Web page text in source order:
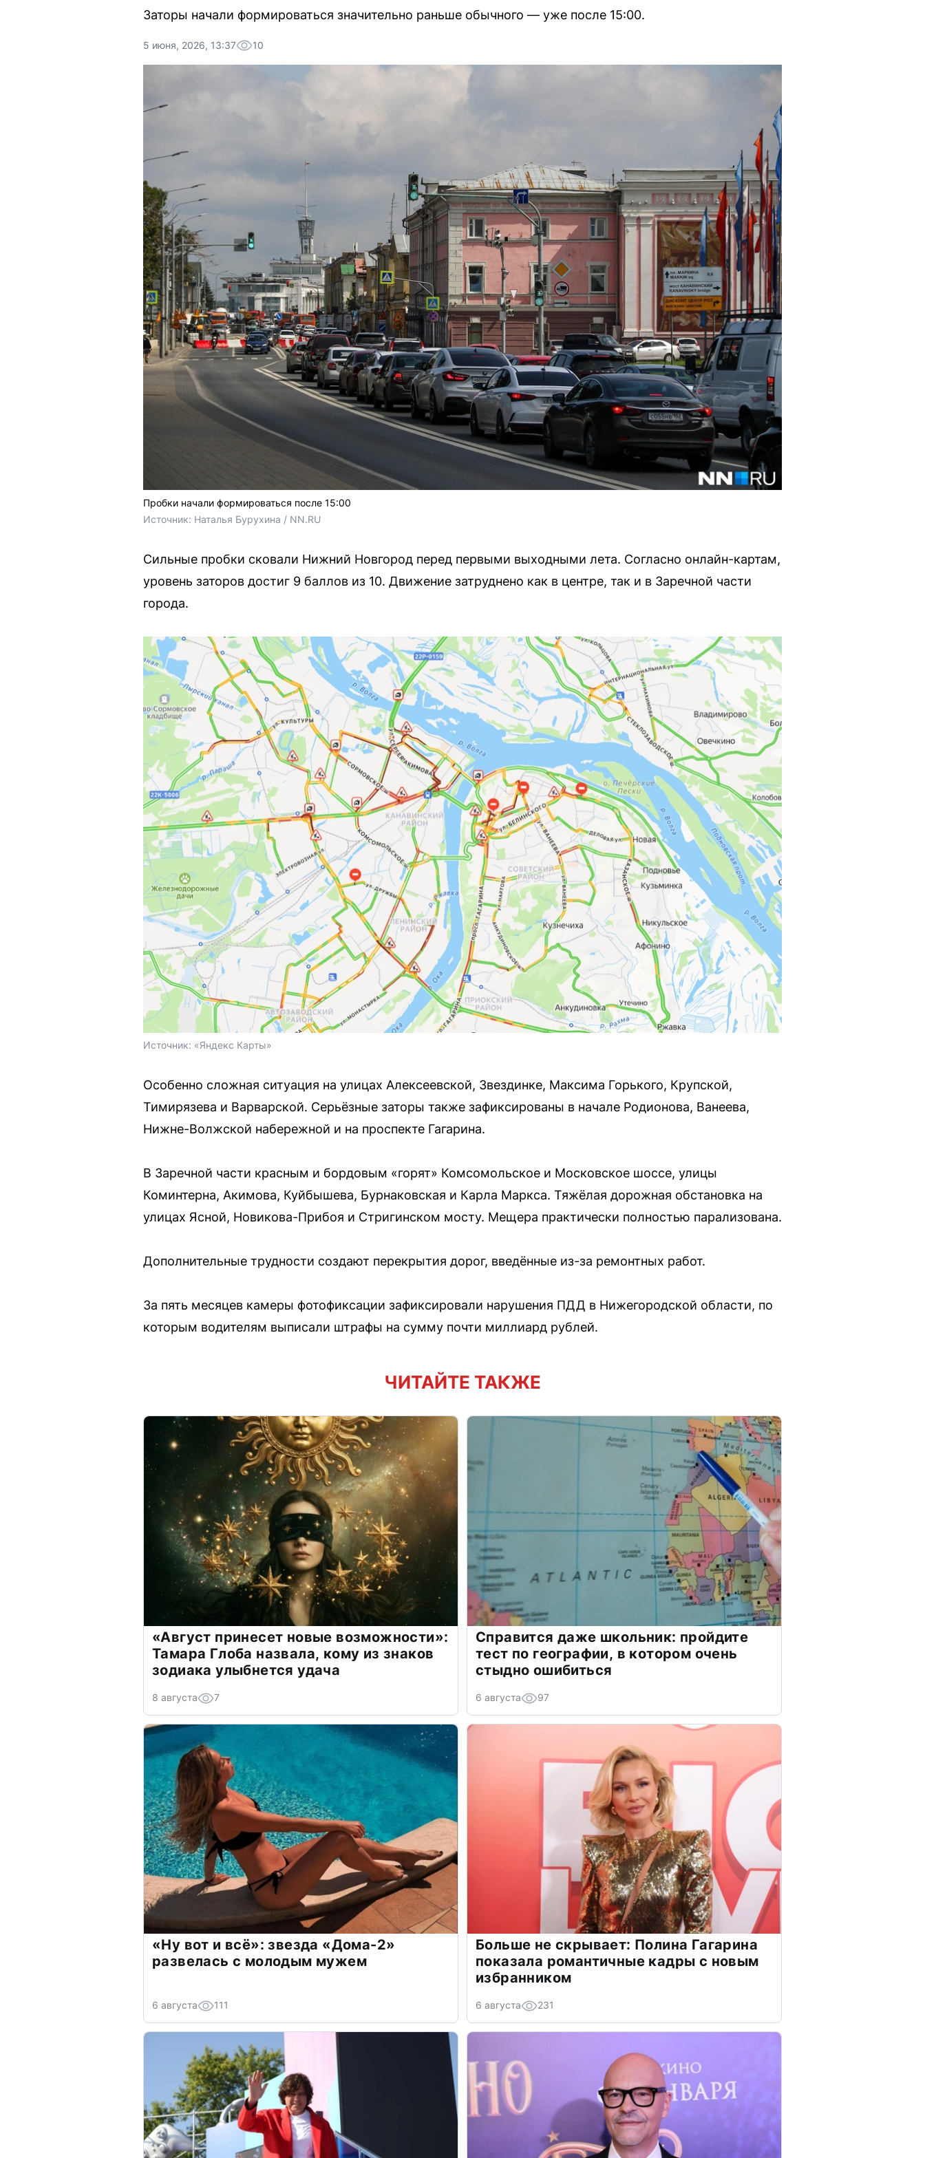
Заторы начали формироваться значительно раньше обычного — уже после 15:00.
5 июня, 2026, 13:37 10
Пробки начали формироваться после 15:00
Источник: Наталья Бурухина / NN.RU
Сильные пробки сковали Нижний Новгород перед первыми выходными лета. Согласно онлайн-картам,
уровень заторов достиг 9 баллов из 10. Движение затруднено как в центре, так и в Заречной части
города.
Источник: «Яндекс Карты»
Особенно сложная ситуация на улицах Алексеевской, Звездинке, Максима Горького, Крупской,
Тимирязева и Варварской. Серьёзные заторы также зафиксированы в начале Родионова, Ванеева,
Нижне-Волжской набережной и на проспекте Гагарина.
В Заречной части красным и бордовым «горят» Комсомольское и Московское шоссе, улицы
Коминтерна, Акимова, Куйбышева, Бурнаковская и Карла Маркса. Тяжёлая дорожная обстановка на
улицах Ясной, Новикова-Прибоя и Стригинском мосту. Мещера практически полностью парализована.
Дополнительные трудности создают перекрытия дорог, введённые из-за ремонтных работ.
За пять месяцев камеры фотофиксации зафиксировали нарушения ПДД в Нижегородской области, по
которым водителям выписали штрафы на сумму почти миллиард рублей.
ЧИТАЙТЕ ТАКЖЕ
«Август принесет новые возможности»:
Тамара Глоба назвала, кому из знаков
зодиака улыбнется удача
8 августа 7
Справится даже школьник: пройдите
тест по географии, в котором очень
стыдно ошибиться
6 августа 97
«Ну вот и всё»: звезда «Дома-2»
развелась с молодым мужем
6 августа 111
Больше не скрывает: Полина Гагарина
показала романтичные кадры с новым
избранником
6 августа 231